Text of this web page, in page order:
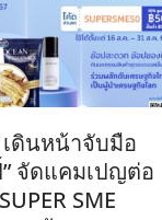
เดินหน้าจับมือ
จัดแคมเปญต่อ
SME